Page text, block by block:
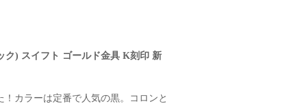
ク) スイフト ゴールド金具 K刻印 新
カラーは定番で人気の黒。コロンと